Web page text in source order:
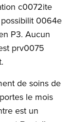
c0072ite
0064e
P3. Aucun
prv0075
de soins de
le mois
est un